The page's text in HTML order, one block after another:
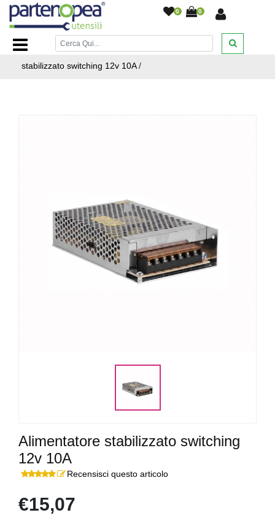
0 0
Home Page/ILLUMINAZIONE LED/STRISCIE LED
PROFILI ALLUMINIO ALIMENTATORI/Alimentatore
stabilizzato switching 12v 10A/
Alimentatore stabilizzato switching
12v 10A
Recensisci questo articolo
€15,07